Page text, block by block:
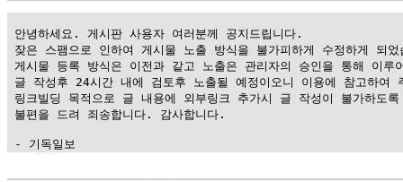
안녕하세요. 게시판 사용자 여러분께 공지드립니다.
잦은 스팸으로 인하여 게시물 노출 방식을 불가피하게 수정하게 되었
게시물 등록 방식은 이전과 같고 노출은 관리자의 승인을 통해 이루
글 작성후 24시간 내에 검토후 노출될 예정이오니 이용에 참고하여
링크빌딩 목적으로 글 내용에 외부링크 추가시 글 작성이 불가하도
불편을 드려 죄송합니다. 감사합니다.
- 기독일보